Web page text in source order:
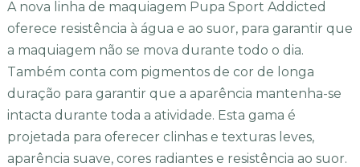
A nova linha de maquiagem Pupa Sport Addicted
oferece resistência à água e ao suor, para garantir que
a maquiagem não se mova durante todo o dia.
Também conta com pigmentos de cor de longa
duração para garantir que a aparência mantenha-se
intacta durante toda a atividade. Esta gama é
projetada para oferecer clinhas e texturas leves,
aparência suave, cores radiantes e resistência ao suor.